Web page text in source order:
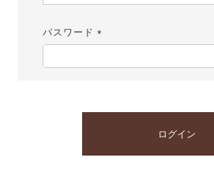
パスワード
ログイン